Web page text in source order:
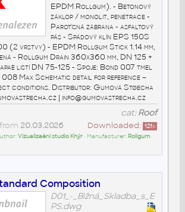
EPDM Rollgum). - Betonový
záklop / monolit, penetrace -
Parotìsná zábrana - asfaltový
pás - Spádový klín EPS 150S
(2 vrstvy) - EPDM Rollgum Stick 1.14 mm,
- Rollgum Drain 360x360 mm, DN 125 +
listí DN 75-125 - Spoje: Bond 007 tmel
Max Schematic detail for reference –
conditions. Distributor: Gumová Støecha
| info@gumovastrecha.cz
cat:Roof
Downloaded: 121x
20.03.2026
Vizualizaèní studio Khýr• Manufacturer: Rollgum
Composition
D01_-_Bìžná_Skladba_s_E
PS.dwg